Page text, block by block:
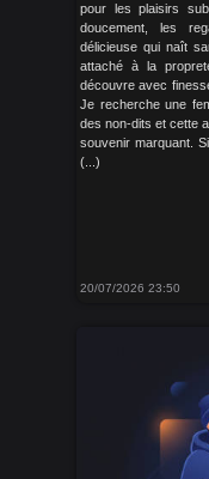
pour les plaisirs
doucement, les
délicieuse qui naît
attaché à la
découvre avec
Je recherche une
des non-dits et cette
souvenir marquant.
(...)
20/07/2026 23:50